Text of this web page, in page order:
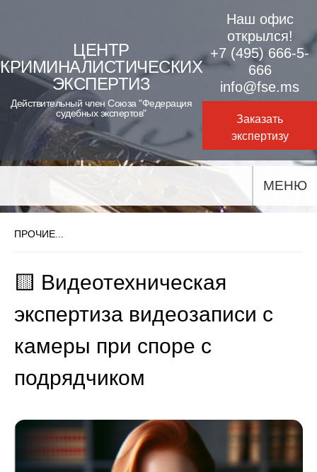
content
ЦЕНТР
КРИМИНАЛИСТИЧЕСКИХ
ЭКСПЕРТИЗ
Действительный член Союза "Федерация
судебных экспертов"
Наш офис
открылся!
+7 (495) 666-5-
666
info@fse.ms
Заказать
экспертизу
МЕНЮ
ПРОЧИЕ...
🟨 Видеотехническая
экспертиза видеозаписи с
камеры при споре с
подрядчиком